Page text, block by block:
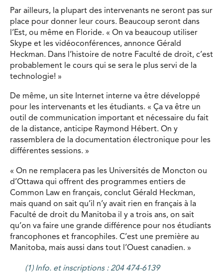
Par ailleurs, la plupart des intervenants ne seront pas sur
place pour donner leur cours. Beaucoup seront dans
l’Est, ou même en Floride. « On va beaucoup utiliser
Skype et les vidéoconférences, annonce Gérald
Heckman. Dans l’histoire de notre Faculté de droit, c’est
probablement le cours qui se sera le plus servi de la
technologie! »
De même, un site Internet interne va être développé
pour les intervenants et les étudiants. « Ça va être un
outil de communication important et nécessaire du fait
de la distance, anticipe Raymond Hébert. On y
rassemblera de la documentation électronique pour les
différentes sessions. »
« On ne remplacera pas les Universités de Moncton ou
d’Ottawa qui offrent des programmes entiers de
Common Law en français, conclut Gérald Heckman,
mais quand on sait qu’il n’y avait rien en français à la
Faculté de droit du Manitoba il y a trois ans, on sait
qu’on va faire une grande différence pour nos étudiants
francophones et francophiles. C’est une première au
Manitoba, mais aussi dans tout l’Ouest canadien. »
(1) Info. et inscriptions : 204 474-6139